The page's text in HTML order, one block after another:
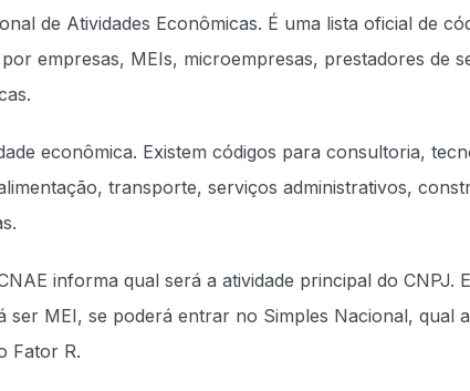
de Atividades Econômicas. É uma lista oficial de
empresas, MEIs, microempresas, prestadores de
econômica. Existem códigos para consultoria,
transporte, serviços administrativos,
informa qual será a atividade principal do CNPJ.
ser MEI, se poderá entrar no Simples Nacional, qual
Fator R.